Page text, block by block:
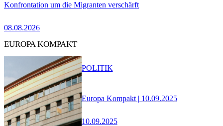
Konfrontation um die Migranten verschärft
08.08.2026
EUROPA KOMPAKT
Europa Kompakt | 10.09.2025
10.09.2025
POLITIK